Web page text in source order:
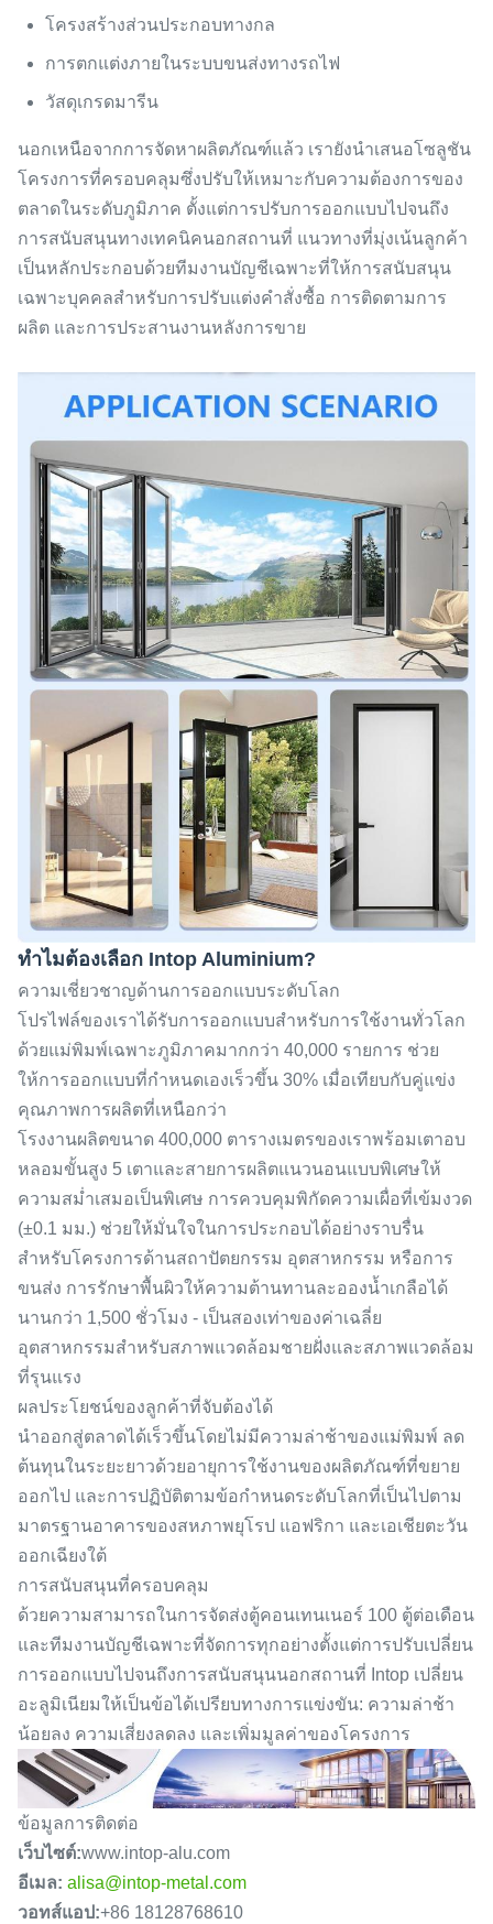
โครงสร้างส่วนประกอบทางกล
การตกแต่งภายในระบบขนส่งทางรถไฟ
วัสดุเกรดมารีน
นอกเหนือจากการจัดหาผลิตภัณฑ์แล้ว เรายังนำเสนอโซลูชัน
โครงการที่ครอบคลุมซึ่งปรับให้เหมาะกับความต้องการของ
ตลาดในระดับภูมิภาค ตั้งแต่การปรับการออกแบบไปจนถึง
การสนับสนุนทางเทคนิคนอกสถานที่ แนวทางที่มุ่งเน้นลูกค้า
เป็นหลักประกอบด้วยทีมงานบัญชีเฉพาะที่ให้การสนับสนุน
เฉพาะบุคคลสำหรับการปรับแต่งคำสั่งซื้อ การติดตามการ
ผลิต และการประสานงานหลังการขาย
ทำไมต้องเลือก Intop Aluminium?
ความเชี่ยวชาญด้านการออกแบบระดับโลก
โปรไฟล์ของเราได้รับการออกแบบสำหรับการใช้งานทั่วโลก
ด้วยแม่พิมพ์เฉพาะภูมิภาคมากกว่า 40,000 รายการ ช่วย
ให้การออกแบบที่กำหนดเองเร็วขึ้น 30% เมื่อเทียบกับคู่แข่ง
คุณภาพการผลิตที่เหนือกว่า
โรงงานผลิตขนาด 400,000 ตารางเมตรของเราพร้อมเตาอบ
หลอมขั้นสูง 5 เตาและสายการผลิตแนวนอนแบบพิเศษให้
ความสม่ำเสมอเป็นพิเศษ การควบคุมพิกัดความเผื่อที่เข้มงวด
(±0.1 มม.) ช่วยให้มั่นใจในการประกอบได้อย่างราบรื่น
สำหรับโครงการด้านสถาปัตยกรรม อุตสาหกรรม หรือการ
ขนส่ง การรักษาพื้นผิวให้ความต้านทานละอองน้ำเกลือได้
นานกว่า 1,500 ชั่วโมง - เป็นสองเท่าของค่าเฉลี่ย
อุตสาหกรรมสำหรับสภาพแวดล้อมชายฝั่งและสภาพแวดล้อม
ที่รุนแรง
ผลประโยชน์ของลูกค้าที่จับต้องได้
นำออกสู่ตลาดได้เร็วขึ้นโดยไม่มีความล่าช้าของแม่พิมพ์ ลด
ต้นทุนในระยะยาวด้วยอายุการใช้งานของผลิตภัณฑ์ที่ขยาย
ออกไป และการปฏิบัติตามข้อกำหนดระดับโลกที่เป็นไปตาม
มาตรฐานอาคารของสหภาพยุโรป แอฟริกา และเอเชียตะวัน
ออกเฉียงใต้
การสนับสนุนที่ครอบคลุม
ด้วยความสามารถในการจัดส่งตู้คอนเทนเนอร์ 100 ตู้ต่อเดือน
และทีมงานบัญชีเฉพาะที่จัดการทุกอย่างตั้งแต่การปรับเปลี่ยน
การออกแบบไปจนถึงการสนับสนุนนอกสถานที่ Intop เปลี่ยน
อะลูมิเนียมให้เป็นข้อได้เปรียบทางการแข่งขัน: ความล่าช้า
น้อยลง ความเสี่ยงลดลง และเพิ่มมูลค่าของโครงการ
ข้อมูลการติดต่อ
เว็บไซต์:www.intop-alu.com
อีเมล: alisa@intop-metal.com
วอทส์แอป:+86 18128768610